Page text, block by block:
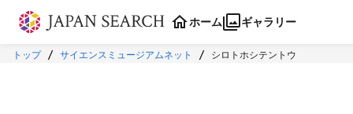
本文に飛ぶ
ホーム ギャラリー
トップ サイエンスミュージアムネット シロトホシテントウ